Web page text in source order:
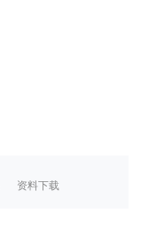
资料下载